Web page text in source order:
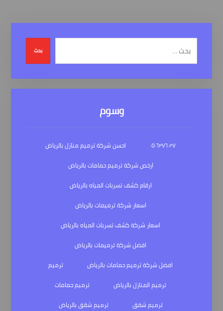
بحث
وسوم
٠٥٠٦٢٧٦٠٢٧
احسن شركة ترميم منازل بالرياض
ارخص شركة ترميم حمامات بالرياض
ارقام كشف تسربات المياه بالرياض
اسعار شركة ترميمات بالرياض
اسعار شركة كشف تسربات المياه بالرياض
افضل شركة ترميمات بالرياض
افضل شركة ترميم حمامات بالرياض
ترميم
ترميم المنازل بالرياض
ترميم حمامات
ترميم شقق
ترميم شقق بالرياض